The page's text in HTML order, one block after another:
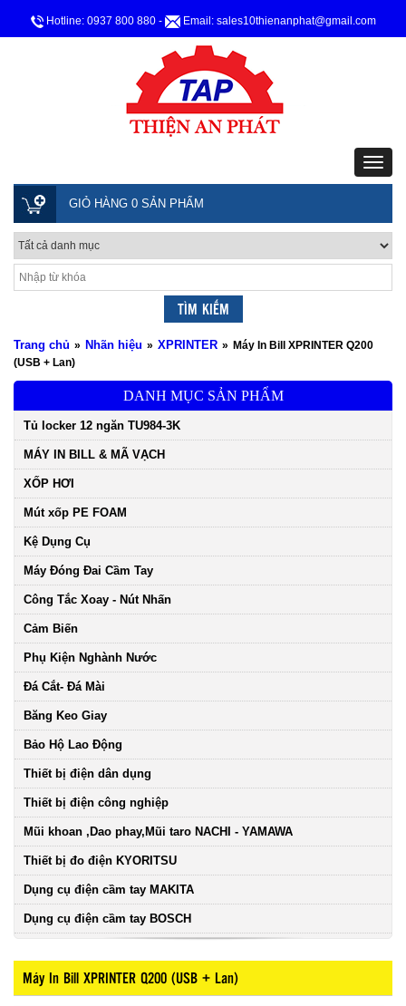
Hotline: 0937 800 880 - Email: sales10thienanphat@gmail.com
GIỎ HÀNG 0 SẢN PHẨM
Trang chủ » Nhãn hiệu » XPRINTER » Máy In Bill XPRINTER Q200
(USB + Lan)
DANH MỤC SẢN PHẨM
Tủ locker 12 ngăn TU984-3K
MÁY IN BILL & MÃ VẠCH
XỐP HƠI
Mút xốp PE FOAM
Kệ Dụng Cụ
Máy Đóng Đai Cầm Tay
Công Tắc Xoay - Nút Nhấn
Cảm Biến
Phụ Kiện Nghành Nước
Đá Cắt- Đá Mài
Băng Keo Giay
Bảo Hộ Lao Động
Thiết bị điện dân dụng
Thiết bị điện công nghiệp
Mũi khoan ,Dao phay,Mũi taro NACHI - YAMAWA
Thiết bị đo điện KYORITSU
Dụng cụ điện cầm tay MAKITA
Dụng cụ điện cầm tay BOSCH
Máy In Bill XPRINTER Q200 (USB + Lan)